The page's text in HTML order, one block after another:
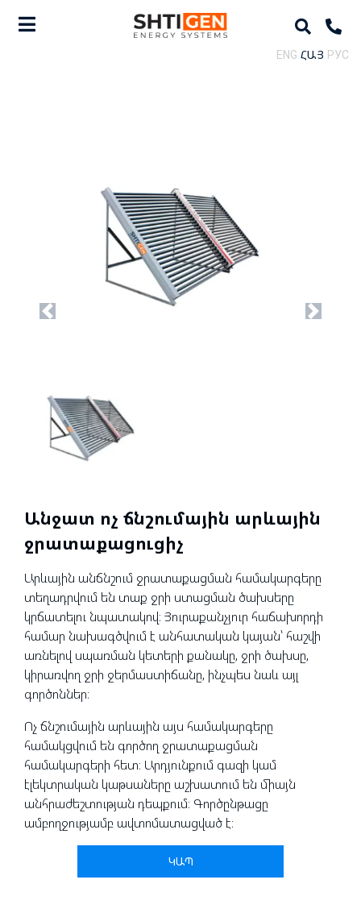
ENG ՀԱՅ РУС
Previous Next
Անջատ ոչ ճնշումային արևային
ջրատաքացուցիչ
Արևային անճնշում ջրատաքացման համակարգերը
տեղադրվում են տաք ջրի ստացման ծախսերը
կրճատելու նպատակով։ Յուրաքանչյուր հաճախորդի
համար նախագծվում է անհատական կայան՝ հաշվի
առնելով սպառման կետերի քանակը, ջրի ծախսը,
կիրառվող ջրի ջերմաստիճանը, ինչպես նաև այլ
գործոններ։
Ոչ ճնշումային արևային այս համակարգերը
համակցվում են գործող ջրատաքացման
համակարգերի հետ։ Արդյունքում գազի կամ
էլեկտրական կաթսաները աշխատում են միայն
անհրաժեշտության դեպքում։ Գործընթացը
ամբողջությամբ ավտոմատացված է։
ԿԱՊ